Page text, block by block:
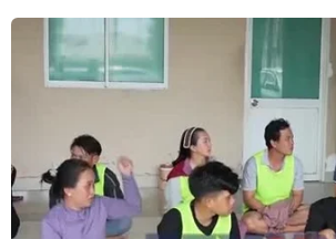
Cựu Trưởng ban quản lý chung cư
lừa bán căn hộ tái định cư, chiếm
đoạt hơn 2 tỷ đồng
Khởi tố 19 đối tượng cướp
giật tài sản tại Công ty Tân Huê Viên